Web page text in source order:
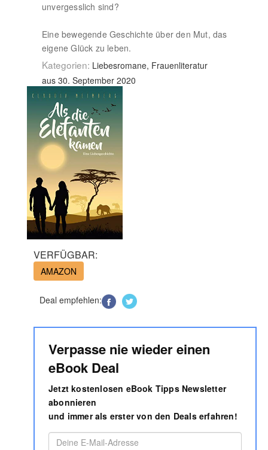
unvergesslich sind?
Eine bewegende Geschichte über den Mut, das
eigene Glück zu leben.
Kategorien: Liebesromane, Frauenliteratur
aus 30. September 2020
VERFÜGBAR:
AMAZON
Deal empfehlen:
Verpasse nie wieder einen
eBook Deal
Jetzt kostenlosen eBook Tipps Newsletter
abonnieren
und immer als erster von den Deals erfahren!